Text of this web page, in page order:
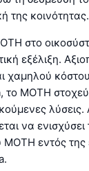
της κοινότητας.
στο
εξέλιξη.
χαμηλού
MOTH
λύσεις.
να ενισχύσει
MOTH εντός